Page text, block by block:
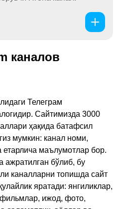
каналов
Телеграм
Сайтимизда 3000
ҳақида батафсил
мумкин: канал номи,
етарлича маълумотлар бор.
ажратилган бўлиб, бу
каналларни топишда сайт
яратади: янгиликлар,
ижод, фото,